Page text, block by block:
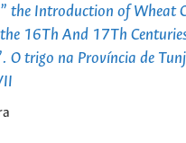
the Introduction of Wheat
16Th And 17Th
O trigo na Província de